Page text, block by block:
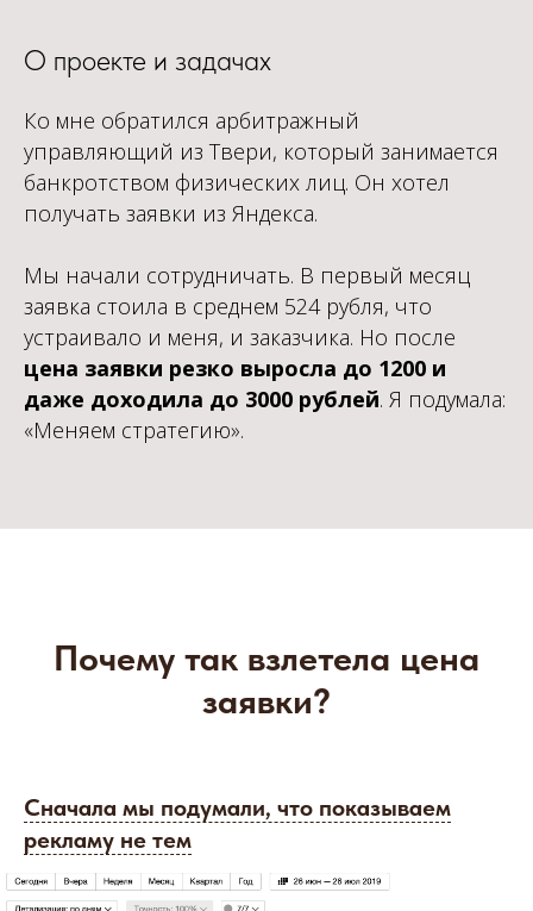
О проекте и задачах
Ко мне обратился арбитражный
управляющий из Твери, который занимается
банкротством физических лиц. Он хотел
получать заявки из Яндекса.
Мы начали сотрудничать. В первый месяц
заявка стоила в среднем 524 рубля, что
устраивало и меня, и заказчика. Но после
цена заявки резко выросла до 1200 и
даже доходила до 3000 рублей. Я подумала:
«Меняем стратегию».
Почему так взлетела цена
заявки?
Сначала мы подумали, что показываем
рекламу не тем